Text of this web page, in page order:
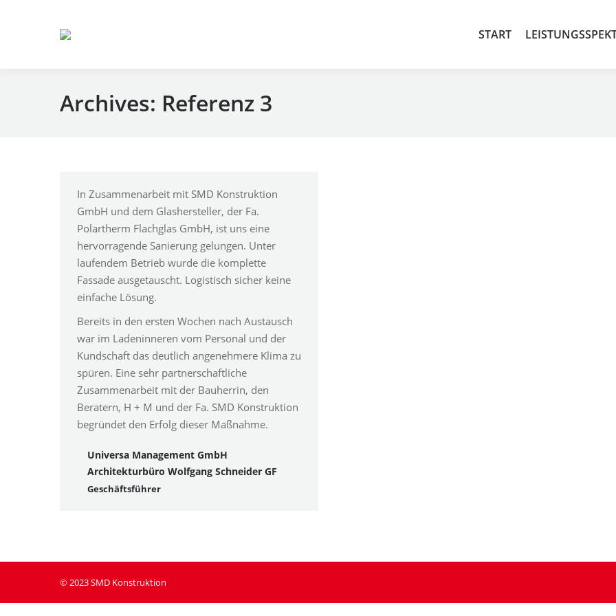
START
Archives: Referenz 3
In Zusammenarbeit mit SMD Konstruktion
GmbH und dem Glashersteller, der Fa.
Polartherm Flachglas GmbH, ist uns eine
hervorragende Sanierung gelungen. Unter
laufendem Betrieb wurde die komplette
Fassade ausgetauscht. Logistisch sicher keine
einfache Lösung.
Bereits in den ersten Wochen nach Austausch
war im Ladeninneren vom Personal und der
Kundschaft das deutlich angenehmere Klima zu
spüren. Eine sehr partnerschaftliche
Zusammenarbeit mit der Bauherrin, den
Beratern, H + M und der Fa. SMD Konstruktion
begründet den Erfolg dieser Maßnahme.
Universa Management GmbH
Architekturbüro Wolfgang Schneider GF
Geschäftsführer
© 2023 SMD Konstruktion